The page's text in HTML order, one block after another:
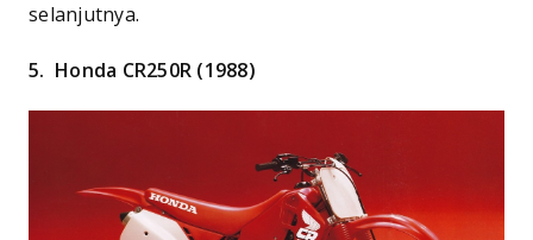
selanjutnya.
5. Honda CR250R (1988)